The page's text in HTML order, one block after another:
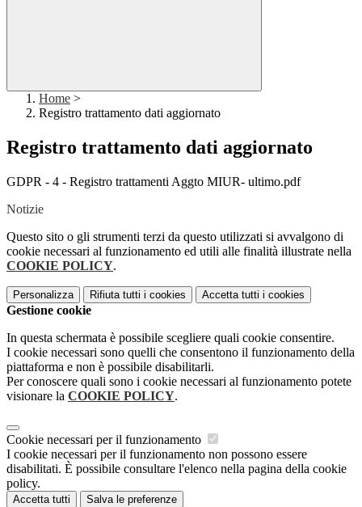
Home >
Registro trattamento dati aggiornato
Registro trattamento dati aggiornato
GDPR - 4 - Registro trattamenti Aggto MIUR- ultimo.pdf
Notizie
Questo sito o gli strumenti terzi da questo utilizzati si avvalgono di
cookie necessari al funzionamento ed utili alle finalità illustrate nella
COOKIE POLICY.
Personalizza Rifiuta tutti i cookies Accetta tutti i cookies
Gestione cookie
In questa schermata è possibile scegliere quali cookie consentire.
I cookie necessari sono quelli che consentono il funzionamento della
piattaforma e non è possibile disabilitarli.
Per conoscere quali sono i cookie necessari al funzionamento potete
visionare la COOKIE POLICY.
Cookie necessari per il funzionamento
I cookie necessari per il funzionamento non possono essere
disabilitati. È possibile consultare l'elenco nella pagina della cookie
policy.
Accetta tutti Salva le preferenze